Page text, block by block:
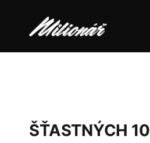
ŠŤASTNÝCH 10